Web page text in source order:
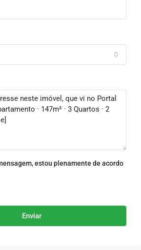
estou plenamente de acordo
Enviar